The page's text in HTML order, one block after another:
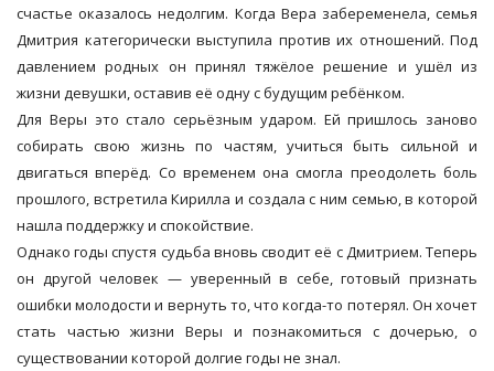
счастье оказалось недолгим. Когда Вера забеременела, семья
Дмитрия категорически выступила против их отношений. Под
давлением родных он принял тяжёлое решение и ушёл из
жизни девушки, оставив её одну с будущим ребёнком.
Для Веры это стало серьёзным ударом. Ей пришлось заново
собирать свою жизнь по частям, учиться быть сильной и
двигаться вперёд. Со временем она смогла преодолеть боль
прошлого, встретила Кирилла и создала с ним семью, в которой
нашла поддержку и спокойствие.
Однако годы спустя судьба вновь сводит её с Дмитрием. Теперь
он другой человек — уверенный в себе, готовый признать
ошибки молодости и вернуть то, что когда-то потерял. Он хочет
стать частью жизни Веры и познакомиться с дочерью, о
существовании которой долгие годы не знал.